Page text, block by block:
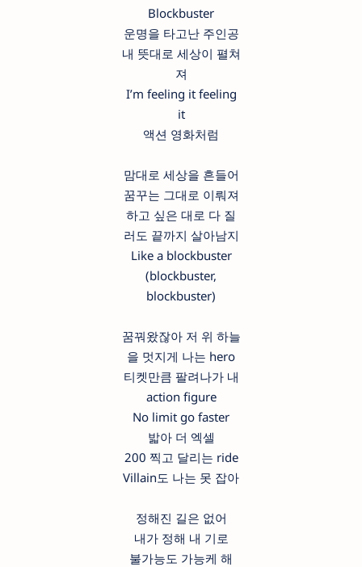
Blockbuster
운명을 타고난 주인공
내 뜻대로 세상이 펼쳐
져
I’m feeling it feeling
it
액션 영화처럼
맘대로 세상을 흔들어
꿈꾸는 그대로 이뤄져
하고 싶은 대로 다 질
러도 끝까지 살아남지
Like a blockbuster
(blockbuster,
blockbuster)
꿈꿔왔잖아 저 위 하늘
을 멋지게 나는 hero
티켓만큼 팔려나가 내
action figure
No limit go faster
밟아 더 엑셀
200 찍고 달리는 ride
Villain도 나는 못 잡아
정해진 길은 없어
내가 정해 내 기로
불가능도 가능케 해